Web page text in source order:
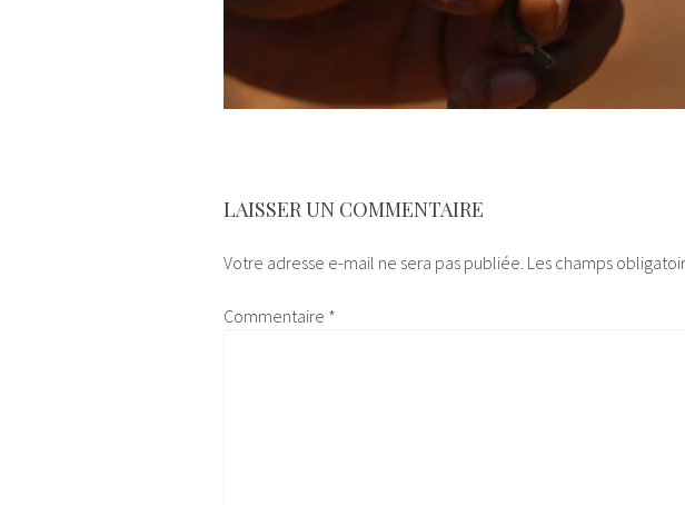
LAISSER UN COMMENTAIRE
Votre adresse e-mail ne sera pas publiée. Les champs
Commentaire *